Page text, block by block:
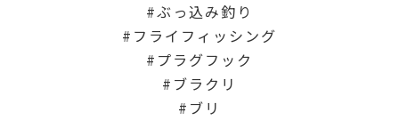
ぶっ込み釣り
フライフィッシング
プラグフック
ブラクリ
ブリ